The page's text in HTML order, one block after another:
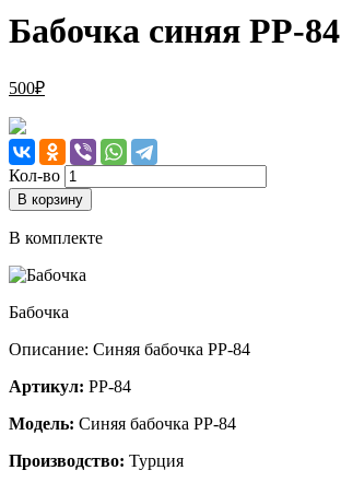
Бабочка синяя PP-84
500₽
Кол-во
В корзину
В комплекте
Бабочка
Описание: Синяя бабочка PP-84
Артикул: PP-84
Модель: Синяя бабочка PP-84
Производство: Турция